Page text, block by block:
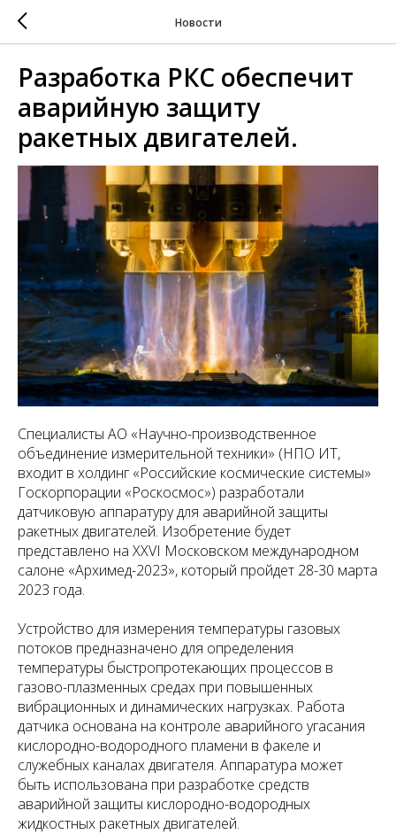
Новости
Разработка РКС обеспечит
аварийную защиту
ракетных двигателей.
Специалисты АО «Научно-производственное
объединение измерительной техники» (НПО ИТ,
входит в холдинг «Российские космические системы»
Госкорпорации «Роскосмос») разработали
датчиковую аппаратуру для аварийной защиты
ракетных двигателей. Изобретение будет
представлено на XXVI Московском международном
салоне «Архимед-2023», который пройдет 28-30 марта
2023 года.
Устройство для измерения температуры газовых
потоков предназначено для определения
температуры быстропротекающих процессов в
газово-плазменных средах при повышенных
вибрационных и динамических нагрузках. Работа
датчика основана на контроле аварийного угасания
кислородно-водородного пламени в факеле и
служебных каналах двигателя. Аппаратура может
быть использована при разработке средств
аварийной защиты кислородно-водородных
жидкостных ракетных двигателей.